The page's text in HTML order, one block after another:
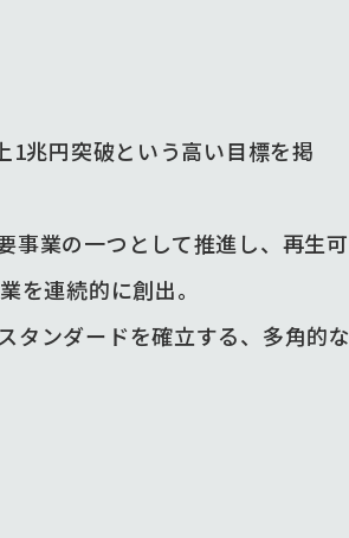
1兆円突破という高い目標を掲
事業の一つとして推進し、再生可
連続的に創出。
タンダードを確立する、多角的な